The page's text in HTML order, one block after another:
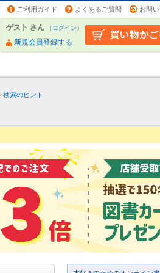
ご利用ガイド よくあるご質問 お問
ゲスト さん （ログイン）
新規会員登録する
検索のヒント